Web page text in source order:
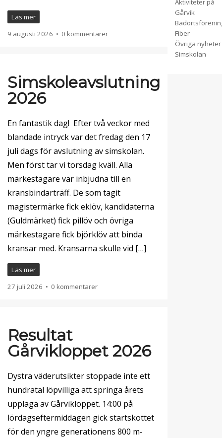
Läs mer
9 augusti 2026 • 0 kommentarer
Simskoleavslutning
2026
En fantastik dag! Efter två veckor med
blandade intryck var det fredag den 17
juli dags för avslutning av simskolan.
Men först tar vi torsdag kväll. Alla
märkestagare var inbjudna till en
kransbindarträff. De som tagit
magistermärke fick eklöv, kandidaterna
(Guldmärket) fick pillöv och övriga
märkestagare fick björklöv att binda
kransar med. Kransarna skulle vid […]
Läs mer
27 juli 2026 • 0 kommentarer
Resultat
Gårvikloppet 2026
Dystra väderutsikter stoppade inte ett
hundratal löpvilliga att springa årets
upplaga av Gårvikloppet. 14:00 på
lördagseftermiddagen gick startskottet
för den yngre generationens 800 m-
Aktiviteter på
Gårvik
Fiber
Övriga nyheter
Simskolan